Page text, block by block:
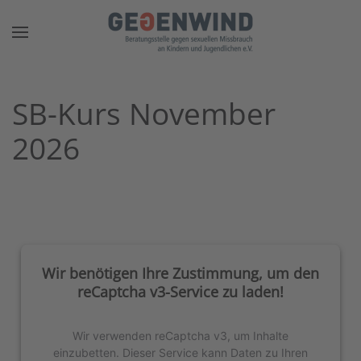
Zum Hauptinhalt springen
SB-Kurs November
2026
Wir benötigen Ihre Zustimmung, um den
reCaptcha v3-Service zu laden!
Wir verwenden reCaptcha v3, um Inhalte
einzubetten. Dieser Service kann Daten zu Ihren